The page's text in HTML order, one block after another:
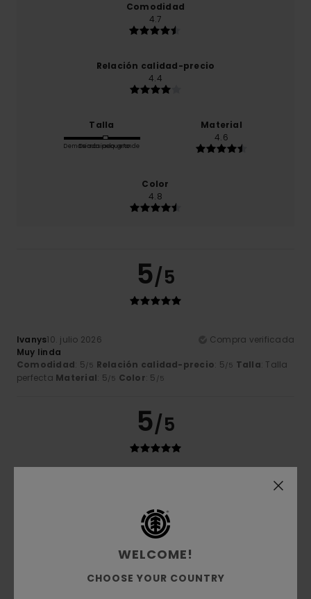
Comodidad
4.7
Relación calidad-precio
4.4
Talla
Demasiado pequeño
Demasiado grande
Material
4.6
Color
4.8
5/5
Ivanys10. julio 2026
Compra verificada
Muy linda
Comodidad: 5/5 Relación calidad-precio: 5/5 Talla: Talla
perfecta Material: 5/5 Color: 5 /5
5/5
Compra verificada
Color: 5/5
Recomiendo este producto
5/5
WELCOME!
CHOOSE YOUR COUNTRY